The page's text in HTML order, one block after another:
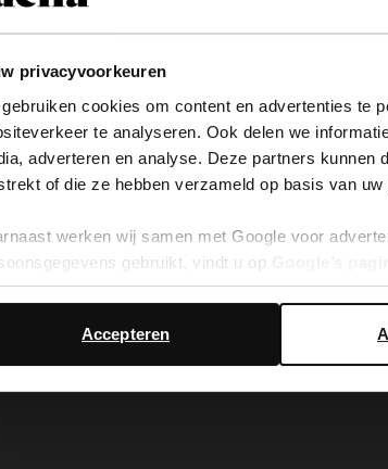
privacyvoorkeuren
cookies om content en advertenties te
te analyseren. Ook delen we
adverteren en analyse. Deze partners kunnen
of die ze hebben verzameld op basis van
werken wij samen met Google voor
gebruikt, vindt u op
Accepteren
Zwarte hoge leren laarzen met kitten heel
169.99
View this
It looks like your
switch to English?
Yes, switch to